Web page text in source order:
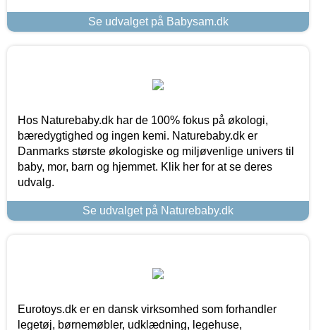
Se udvalget på Babysam.dk
Hos Naturebaby.dk har de 100% fokus på økologi,
bæredygtighed og ingen kemi. Naturebaby.dk er
Danmarks største økologiske og miljøvenlige univers til
baby, mor, barn og hjemmet. Klik her for at se deres
udvalg.
Se udvalget på Naturebaby.dk
Eurotoys.dk er en dansk virksomhed som forhandler
legetøj, børnemøbler, udklædning, legehuse,